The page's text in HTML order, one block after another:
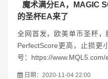
魔术满分EA，MAGIC
的圣杯EA来了
全网首发，欧美单币圣杯
PerfectScore更高，止损更
号：https://www.MQL5.com/
日期：2020-11-04 22:00